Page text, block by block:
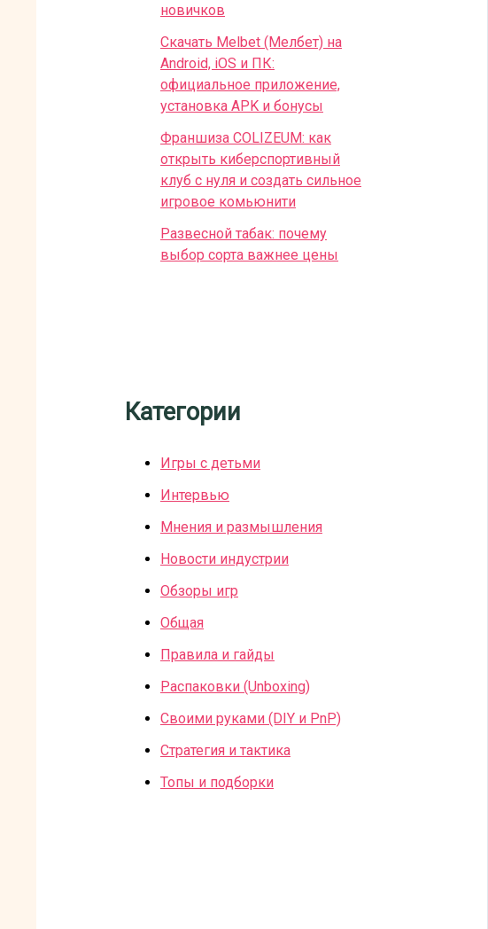
новичков
Скачать Melbet (Мелбет) на
Android, iOS и ПК:
официальное приложение,
установка APK и бонусы
Франшиза COLIZEUM: как
открыть киберспортивный
клуб с нуля и создать сильное
игровое комьюнити
Развесной табак: почему
выбор сорта важнее цены
Категории
Игры с детьми
Интервью
Мнения и размышления
Новости индустрии
Обзоры игр
Общая
Правила и гайды
Распаковки (Unboxing)
Своими руками (DIY и PnP)
Стратегия и тактика
Топы и подборки